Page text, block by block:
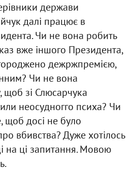
держави
далi працює в
Чи не вона робить
вже iншого Президента,
дежржпремiєю,
Чи не вона
щоб зi Слюсарчука
неосудногго психа? Чи
щоб досi не було
вбивства? Дуже хотiлось
на цi запитання. Мовою